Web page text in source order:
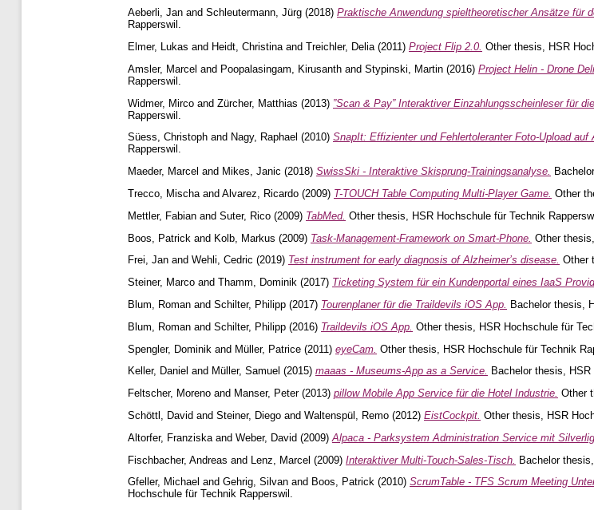
Aeberli, Jan and Schleutermann, Jürg (2018) Praktische Anwendung spieltheoretischer Ansätze für
Rapperswil.
Elmer, Lukas and Heidt, Christinaand Treichler, Delia(2011) Project Flip 2.0. Other thesis, HSR
Amsler, Marcel and Poopalasingam, Kirusanth and Stypinski, Martin (2016) Project Helin - Drone
Rapperswil.
Widmer, Mirco and Zürcher, Matthias (2013) ”Scan & Pay” Interaktiver Einzahlungsscheinleser für
Rapperswil.
Süess, Christoph and Nagy, Raphael (2010) SnapIt: Effizienter und Fehlertoleranter Foto-Upload auf
Rapperswil.
Maeder, Marcel and Mikes, Janic (2018) SwissSki - Interaktive Skisprung-Trainingsanalyse.
Trecco, Mischaand Alvarez, Ricardo (2009) T-TOUCH Table Computing Multi-Player Game. Other
Mettler, Fabian and Suter, Rico (2009) TabMed. Other thesis, HSR Hochschule für Technik
Boos, Patrick and Kolb, Markus (2009) Task-Management-Framework on Smart-Phone. Other
Frei, Jan and Wehli, Cedric (2019) Test instrument for early diagnosis of Alzheimer’s disease. Other
Steiner, Marco and Thamm, Dominik (2017) Ticketing System für ein Kundenportal eines IaaS
Blum, Roman and Schilter, Philipp (2017) Tourenplaner für die Traildevils iOS App. Bachelor thesis,
Blum, Roman and Schilter, Philipp (2016) Traildevils iOS App. Other thesis, HSR Hochschule für
Spengler, Dominik and Müller, Patrice (2011) eyeCam. Other thesis, HSR Hochschule für Technik
Keller, Daniel and Müller, Samuel (2015) maaas - Museums-App as a Service. Bachelor thesis,
Feltscher, Moreno and Manser, Peter(2013) pillow Mobile App Service für die Hotel Industrie. Other
Schöttl, David and Steiner, Diego and Waltenspül, Remo (2012) EistCockpit. Other thesis, HSR
Altorfer, Franziska and Weber, David (2009) Alpaca - Parksystem Administration Service mit
Fischbacher, Andreas and Lenz, Marcel (2009) Interaktiver Multi-Touch-Sales-Tisch. Bachelor
Gfeller, Michael and Gehrig, Silvan and Boos, Patrick (2010) ScrumTable - TFS Scrum Meeting
Hochschule für Technik Rapperswil.